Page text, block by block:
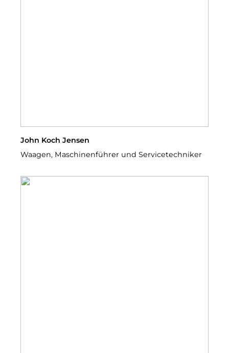
John Koch Jensen
Waagen, Maschinenführer und Servicetechniker